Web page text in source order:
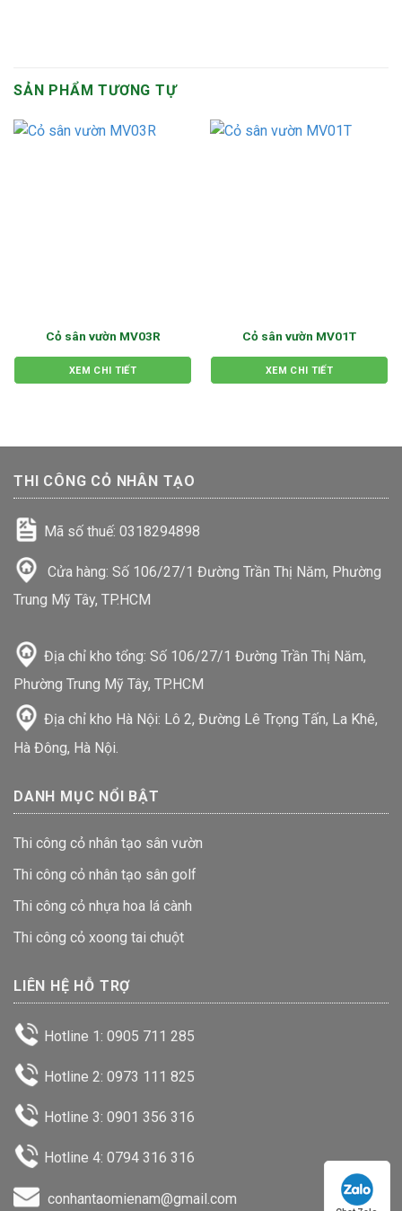
SẢN PHẨM TƯƠNG TỰ
Cỏ sân vườn MV03R
XEM CHI TIẾT
Cỏ sân vườn MV01T
XEM CHI TIẾT
THI CÔNG CỎ NHÂN TẠO
Mã số thuế: 0318294898
Cửa hàng: Số 106/27/1 Đường Trần Thị Năm, Phường
Trung Mỹ Tây, TP.HCM
Địa chỉ kho tổng: Số 106/27/1 Đường Trần Thị Năm,
Phường Trung Mỹ Tây, TP.HCM
Địa chỉ kho Hà Nội: Lô 2, Đường Lê Trọng Tấn, La Khê,
Hà Đông, Hà Nội.
DANH MỤC NỔI BẬT
Thi công cỏ nhân tạo sân vườn
Thi công cỏ nhân tạo sân golf
Thi công cỏ nhựa hoa lá cành
Thi công cỏ xoong tai chuột
LIÊN HỆ HỖ TRỢ
Hotline 1: 0905 711 285
Hotline 2: 0973 111 825
Hotline 3: 0901 356 316
Hotline 4: 0794 316 316
conhantaomienam@gmail.com